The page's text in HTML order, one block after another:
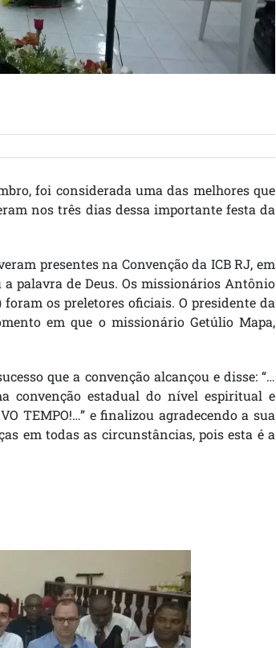
foi considerada uma das melhores que
nos três dias dessa importante festa da
presentes na Convenção da ICB RJ, em
palavra de Deus. Os missionários Antônio
os preletores oficiais. O presidente da
em que o missionário Getúlio Mapa,
que a convenção alcançou e disse: “…
convenção estadual do nível espiritual e
TEMPO!…” e finalizou agradecendo a sua
em todas as circunstâncias, pois esta é a